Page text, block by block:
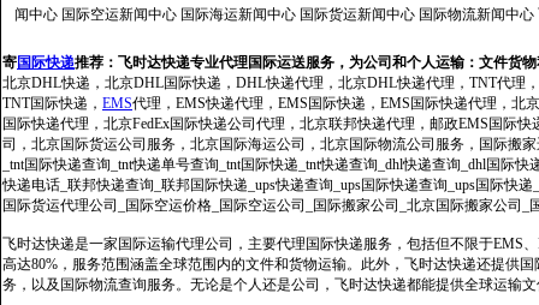
闻中心 国际空运新闻中心 国际海运新闻中心 国际货运新闻中心 国际物流新闻中心
寄国际快递推荐： 飞时达快递专业代理国际运送服务，为公司和个人运输：文件货
北京DHL快递，北京DHL国际快递，DHL快递代理，北京DHL快递代理，TNT代理
TNT国际快递， EMS代理，EMS快递代理，EMS国际快递，EMS国际快递代理，北
国际快递代理，北京FedEx国际快递公司代理，北京联邦快递代理，邮政EMS国际
司，北京国际货运公司服务，北京国际海运公司，北京国际物流公司服务，国际搬
_tnt国际快递查询_tnt快递单号查询_tnt国际快递_tnt快递查询_dhl快递查询_dhl国际
快递电话_联邦快递查询_联邦国际快递_ups快递查询_ups国际快递查询_ups国际快
国际货运代理公司_国际空运价格_国际空运公司_国际搬家公司_北京国际搬家公司_
飞时达快递是一家国际运输代理公司，主要代理国际快递服务，包括但不限于EMS
高达80%，服务范围涵盖全球范围内的文件和货物运输。此外，飞时达快递还提供
务，以及国际物流查询服务。无论是个人还是公司，飞时达快递都能提供全球运输